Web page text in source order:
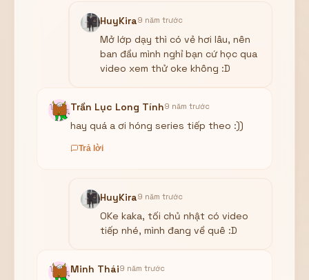
HuyKira9 năm trước
Mở lớp dạy thì có vẻ hơi lâu, nên
ban đầu mình nghỉ bạn cứ học qua
video xem thử oke không :D
Trần Lục Long Tính9 năm trước
hay quá a ơi hóng series tiếp theo :))
Trả lời
HuyKira9 năm trước
OKe kaka, tối chủ nhật có video
tiếp nhé, mình đang về quê :D
Minh Thái9 năm trước